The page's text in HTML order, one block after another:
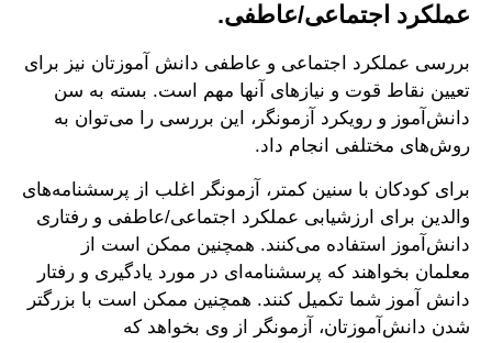
عملکرد اجتماعی/عاطفی.
بررسی عملکرد اجتماعی و عاطفی دانش آموزتان نیز برای
تعیین نقاط قوت و نیازهای آنها مهم است. بسته به سن
دانش‌آموز و رویکرد آزمونگر، این بررسی را می‌توان به
روش‌های مختلفی انجام داد.
برای کودکان با سنین کمتر، آزمونگر اغلب از پرسشنامه‌های
والدین برای ارزشیابی عملکرد اجتماعی/عاطفی و رفتاری
دانش‌آموز استفاده می‌کنند. همچنین ممکن است از
معلمان بخواهند که پرسشنامه‌ای در مورد یادگیری و رفتار
دانش آموز شما تکمیل کنند. همچنین ممکن است با بزرگتر
شدن دانش‌آموزتان، آزمونگر از وی بخواهد که